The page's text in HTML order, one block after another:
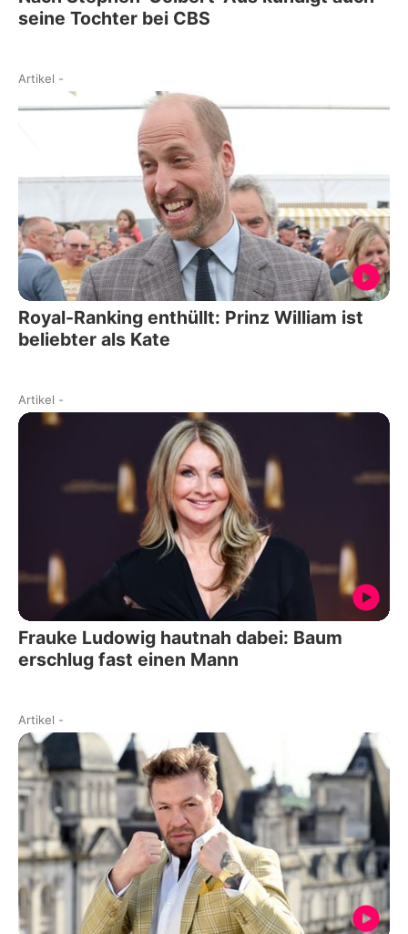
seine Tochter bei CBS
Artikel -
Royal-Ranking enthüllt: Prinz William ist
beliebter als Kate
Artikel -
Frauke Ludowig hautnah dabei: Baum
erschlug fast einen Mann
Artikel -